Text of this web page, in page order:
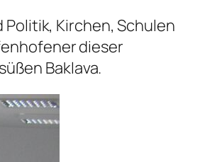
Kirchen, Schulen
dieser
Baklava.